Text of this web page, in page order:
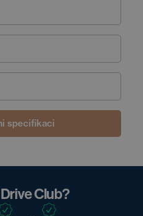
specifikaci
Club?